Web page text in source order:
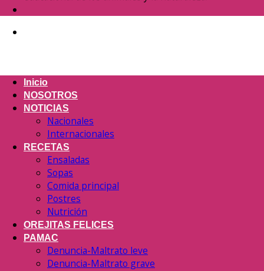
Inicio
NOSOTROS
NOTICIAS
Nacionales
Internacionales
RECETAS
Ensaladas
Sopas
Comida principal
Postres
Nutrición
OREJITAS FELICES
PAMAC
Denuncia-Maltrato leve
Denuncia-Maltrato grave